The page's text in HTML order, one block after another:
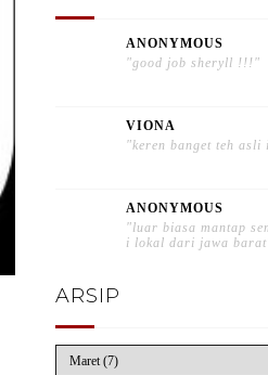
ANONYMOUS
"good job sheryll !!!"
VIONA
"keren banget teh asli
ANONYMOUS
"luar biasa mantap
i lokal dari jawa
ARSIP